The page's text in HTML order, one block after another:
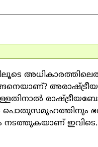
പൊതുസമൂഹത്തിനും
നടത്തുകയാണ് ഇവിടെ.